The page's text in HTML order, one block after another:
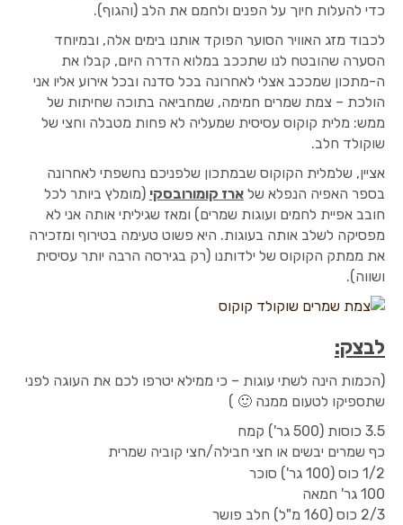
כדי להעלות חיוך על הפנים ולחמם את הלב (והגוף).
לכבוד מזג האוויר הסוער הפוקד אותנו בימים אלה, ובמיוחד
הסערה שהובטח לנו שתככב במלוא הדרה היום, קבלו את
ה-מתכון שמככב אצלי לאחרונה בכל סדנה ובכל אירוע אליו אני
הולכת – צמת שמרים חמימה, שמחביאה בתוכה שחיתות של
ממש: מלית קוקוס עסיסית שמעליה לא פחות מטבלה וחצי של
שוקולד חלב.
אציין, שלמלית הקוקוס שבמתכון שלפניכם נחשפתי לאחרונה
בספר האפיה הנפלא של ארז קומורובסקי (מומלץ ביותר לכל
חובב אפיית לחמים ועוגות שמרים) ומאז שגיליתי אותה אני לא
מפסיקה לשלב אותה בעוגות. היא פשוט טעימה בטירוף ומזכירה
את ממתק הקוקוס של ילדותנו (רק בגירסה הרבה יותר עסיסית
ושווה).
לבצק:
(הכמות הינה לשתי עוגות – כי ממילא יטרפו לכם את העוגה לפני
שתספיקו לטעום ממנה 🙂 )
3.5 כוסות (500 גר') קמח
כף שמרים יבשים או חצי חבילה/חצי קוביה שמרית
1/2 כוס (100 גר') סוכר
100 גר' חמאה
2/3 כוס (160 מ"ל) חלב פושר